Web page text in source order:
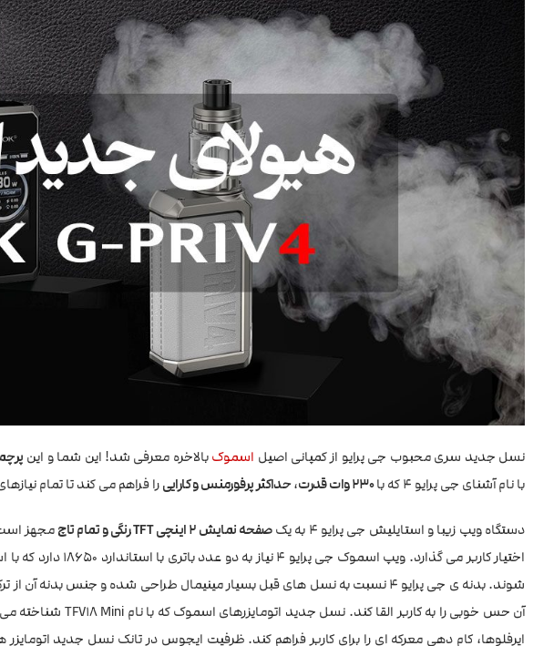
نسل جدید سری محبوب جی پرایو از کمپانی اصیل اسموکبالاخره معرفی شد! این شما و این
با نام آشنای جی پرایو 4 که با
230 وات قدرت ،حداکثر پرفورمنس و کاراییرا فراهم می کند تا تمام
دستگاه ویپ زیبا و استایلیش جی پرایو 4 به یک صفحه نمایش 2 اینچی TFT رنگی و تمام تاچ مجهز است
اختیار کاربر می گذارد. ویپ اسموک جی پرایو 4 نیاز به دو عدد باتری با استاندارد 18650 دارد که با استفاده از
شوند. بدنه ی جی پرایو 4 نسبت به نسل های قبل بسیار مینیمال طراحی شده و جنس
آن حس خوبی را به کاربر القا کند. نسل جدید اتومایزرهای اسموک که با نام TFV18 Mini شناخته می شود، با
ایرفلوها، کام دهی معرکه ای را برای کاربر فراهم کند. ظرفیت ایجوس در تانک نسل جدید اتومایزر